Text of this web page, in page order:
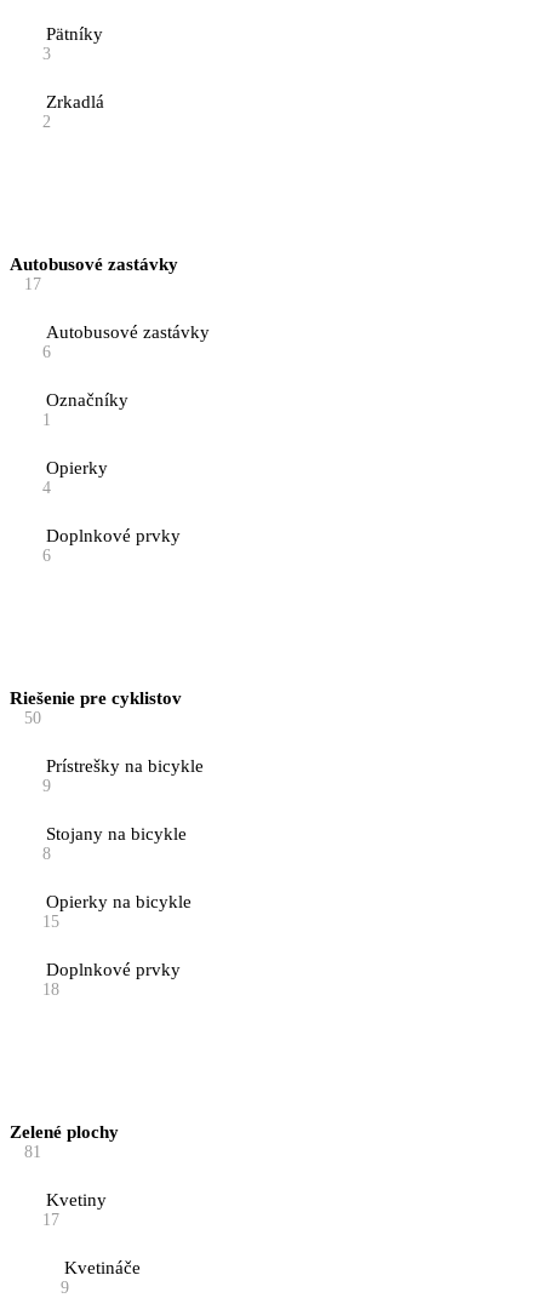
Pätníky
3
Zrkadlá
2
Autobusové zastávky
17
Autobusové zastávky
6
Označníky
1
Opierky
4
Doplnkové prvky
6
Riešenie pre cyklistov
50
Prístrešky na bicykle
9
Stojany na bicykle
8
Opierky na bicykle
15
Doplnkové prvky
18
Zelené plochy
81
Kvetiny
17
Kvetináče
9